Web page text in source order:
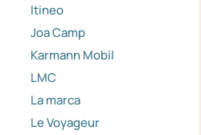
Itineo
Joa Camp
Karmann Mobil
LMC
La marca
Le Voyageur